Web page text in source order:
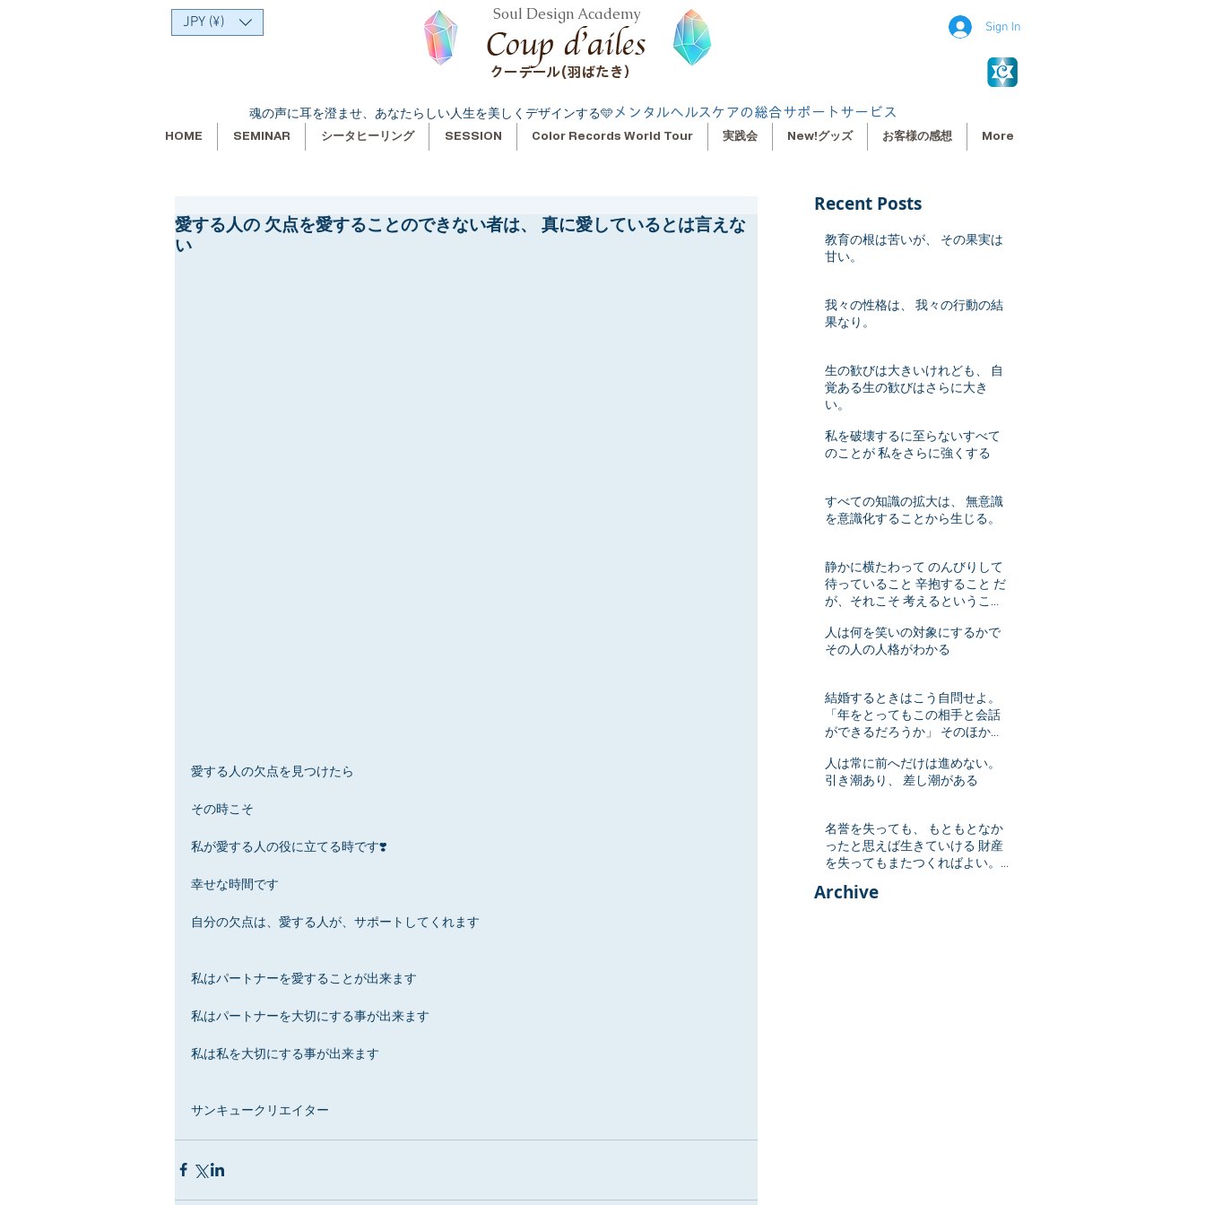
JPY (¥) Soul Design Academy
クーデール(羽ばたき）
Sign In
魂の声に耳を澄ませ、あなたらしい人生を美しくデザインする🩵 メンタルヘルスケアの総合サポートサービス
HOME SEMINAR シータヒーリング SESSION Color Records World Tour 実践会 New!グッズ お客様の感想 More
愛する人の 欠点を愛することのできない者は、 真に愛しているとは言えな
い
愛する人の欠点を見つけたら
その時こそ
私が愛する人の役に立てる時です❣️
幸せな時間です
自分の欠点は、愛する人が、サポートしてくれます
私はパートナーを愛することが出来ます
私はパートナーを大切にする事が出来ます
私は私を大切にする事が出来ます
サンキュークリエイター
Recent Posts
教育の根は苦いが、 その果実は
甘い。
我々の性格は、 我々の行動の結
果なり。
生の歓びは大きいけれども、 自
覚ある生の歓びはさらに大き
い。
私を破壊するに至らないすべて
のことが 私をさらに強くする
すべての知識の拡大は、 無意識
を意識化することから生じる。
静かに横たわって のんびりして
待っていること 辛抱すること だ
が、それこそ 考えるということ
人は何を笑いの対象にするかで
その人の人格がわかる
結婚するときはこう自問せよ。
「年をとってもこの相手と会話
ができるだろうか」 そのほかは
とだ。
人は常に前へだけは進めない。
引き潮あり、 差し潮がある
名誉を失っても、 もともとなか
ったと思えば生きていける 財産
を失ってもまたつくればよい。
る値打ちがない
Archive